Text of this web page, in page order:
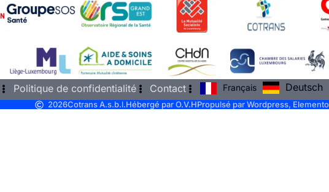
Politique de confidentialité Contact Français Deutsch
2026Cotrans A.s.b.l.Hébergé par O.V.HPropulsé par Wordpress,